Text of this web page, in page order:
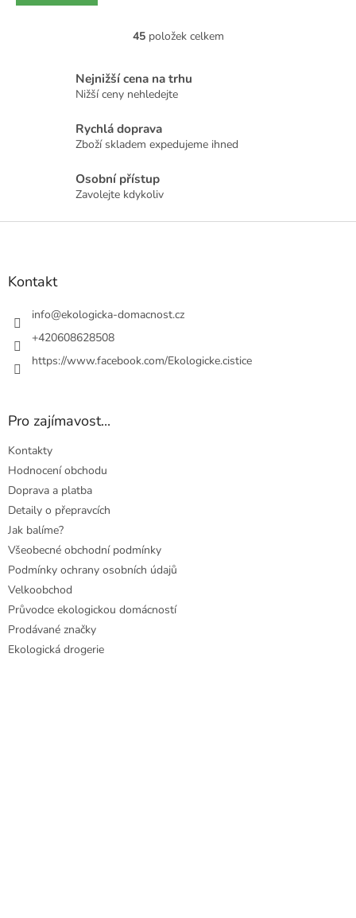
O
l
á
d
í
y
u
45položek celkem
Nejnižší cena na trhu
Nižší ceny nehledejte
Rychlá doprava
Zboží skladem expedujeme ihned
Osobní přístup
Zavolejte kdykoliv
Z
Kontakt
info@ekologicka-domacnost.cz
+420608628508
https://www.facebook.com/Ekologicke.cistice
Pro zajímavost...
Kontakty
Hodnocení obchodu
Doprava a platba
Detaily o přepravcích
Jak balíme?
Všeobecné obchodní podmínky
Podmínky ochrany osobních údajů
Velkoobchod
Průvodce ekologickou domácností
Prodávané značky
Ekologická drogerie